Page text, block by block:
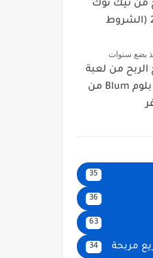
من تيك توك
2025 (الشروط
بضع سنوات
من لعبة
بوت بلوم Blum من
35
36
63
مربحة 34